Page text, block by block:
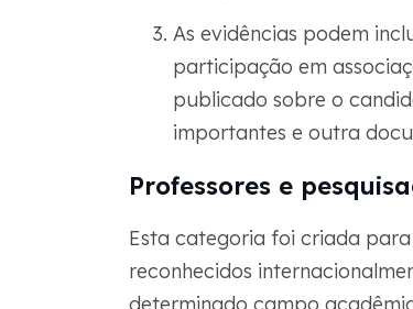
As evidências podem
participação em
publicado sobre o
importantes e outra
Professores e
Esta categoria foi criada
reconhecidos